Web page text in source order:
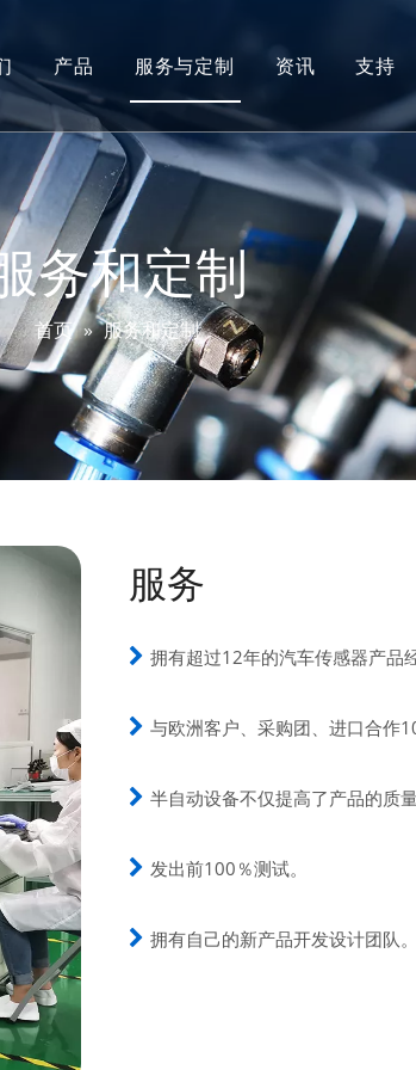
介
和认证
产品
进气压力传感器
机油位置传感器
方向盘转角传感器
尾气温度传感器
差压传感器
电热插头传感器
服务与定制 资讯 支持
务和定制
首页 » 服务和定制
服务
 拥有超过12年的汽车传感器产品经
 与欧洲客户、采购团、进口合作
 半自动设备不仅提高了产品的质
 发出前100％测试。
 拥有自己的新产品开发设计团队。